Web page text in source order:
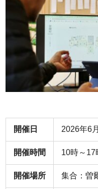
開催日 2026年6
開催時間 10時～17
開催場所 集合：曽